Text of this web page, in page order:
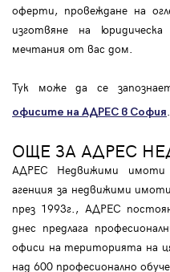
оферти, провеждане на
изготвяне на
мечтания от вас дом.
Тук може да се
офисите на АДРЕС в София.
ОЩЕ ЗА АДРЕС
АДРЕС Недвижими имоти
агенция за недвижими
през 1993г., АДРЕС
днес предлага
офиси на територията на
над 600 професионално